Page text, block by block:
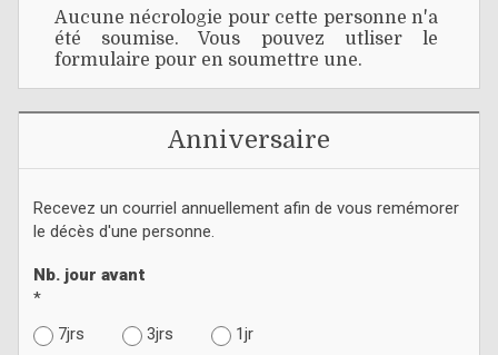
Aucune nécrologie pour cette personne n'a
été soumise. Vous pouvez utliser le
formulaire pour en soumettre une.
Anniversaire
Recevez un courriel annuellement afin de vous remémorer
le décès d'une personne.
Nb. jour avant
*
7jrs
3jrs 1jr